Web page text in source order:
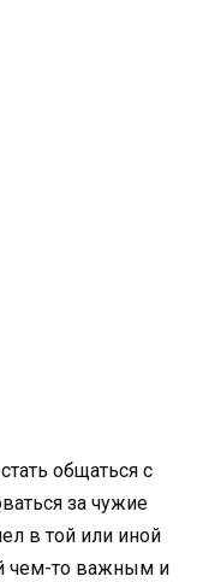
общаться с
за чужие
в той или иной
чем-то важным и